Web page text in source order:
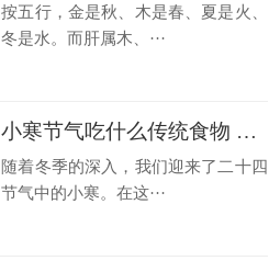
按五行，金是秋、木是春、夏是火、
冬是水。而肝属木、···
小寒节气吃什么传统食物 小寒节气养生方法
随着冬季的深入，我们迎来了二十四
节气中的小寒。在这···